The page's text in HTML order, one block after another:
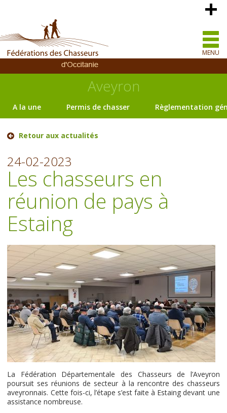
MENU
Aveyron
A la une Permis de chasser Règlementation
Retour aux actualités
24-02-2023
Les chasseurs en
réunion de pays à
Estaing
La Fédération Départementale des Chasseurs de l’Aveyron
poursuit ses réunions de secteur à la rencontre des chasseurs
aveyronnais. Cette fois-ci, l’étape s’est faite à Estaing devant une
assistance nombreuse.